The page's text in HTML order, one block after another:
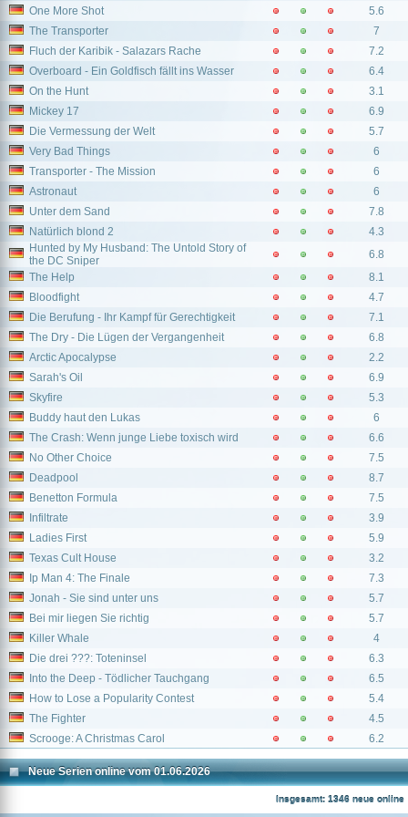
One More Shot
5.6
The Transporter
7
Fluch der Karibik - Salazars Rache
7.2
Overboard - Ein Goldfisch fällt ins Wasser
6.4
On the Hunt
3.1
Mickey 17
6.9
Die Vermessung der Welt
5.7
Very Bad Things
6
Transporter - The Mission
6
Astronaut
6
Unter dem Sand
7.8
Natürlich blond 2
4.3
Hunted by My Husband: The Untold Story of
the DC Sniper
6.8
The Help
8.1
Bloodfight
4.7
Die Berufung - Ihr Kampf für Gerechtigkeit
7.1
The Dry - Die Lügen der Vergangenheit
6.8
Arctic Apocalypse
2.2
Sarah's Oil
6.9
Skyfire
5.3
Buddy haut den Lukas
6
The Crash: Wenn junge Liebe toxisch wird
6.6
No Other Choice
7.5
Deadpool
8.7
Benetton Formula
7.5
Infiltrate
3.9
Ladies First
5.9
Texas Cult House
3.2
Ip Man 4: The Finale
7.3
Jonah - Sie sind unter uns
5.7
Bei mir liegen Sie richtig
5.7
Killer Whale
4
Die drei ???: Toteninsel
6.3
Into the Deep - Tödlicher Tauchgang
6.5
How to Lose a Popularity Contest
5.4
The Fighter
4.5
Scrooge: A Christmas Carol
6.2
Neue Serien online vom 01.06.2026
Insgesamt: 1346 neue online